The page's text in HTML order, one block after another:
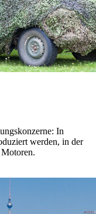
In
werden, in der